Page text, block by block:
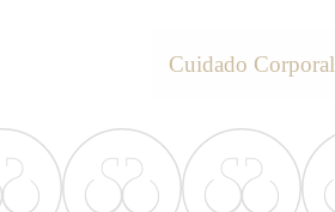
Cuidado Corporal